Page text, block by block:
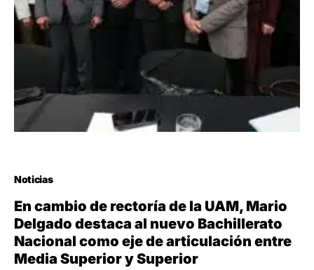
Noticias
En cambio de rectoría de la UAM, Mario
Delgado destaca al nuevo Bachillerato
Nacional como eje de articulación entre
Media Superior y Superior